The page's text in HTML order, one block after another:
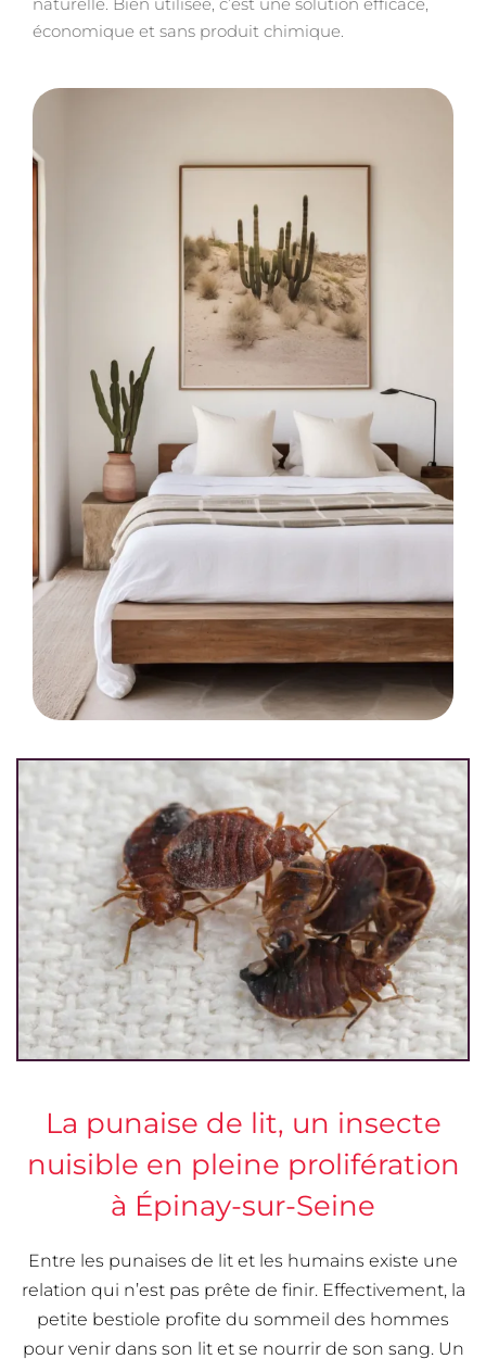
naturelle. Bien utilisée, c’est une solution efficace,
économique et sans produit chimique.
La punaise de lit, un insecte
nuisible en pleine prolifération
à Épinay-sur-Seine
Entre les punaises de lit et les humains existe une
relation qui n’est pas prête de finir. Effectivement, la
petite bestiole profite du sommeil des hommes
pour venir dans son lit et se nourrir de son sang. Un